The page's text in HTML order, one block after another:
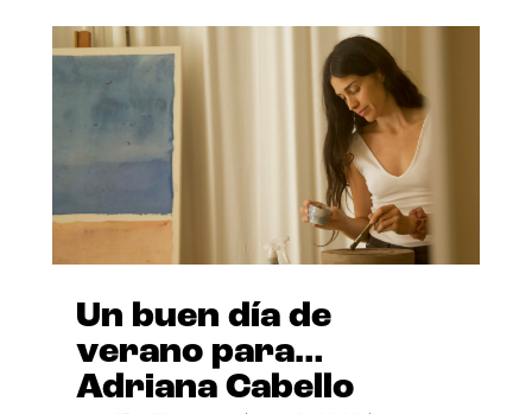
Un buen día de
verano para…
Adriana Cabello